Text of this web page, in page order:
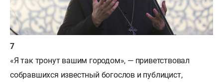
«Я так тронут вашим городом», — приветствовал
собравшихся известный богослов и публицист,